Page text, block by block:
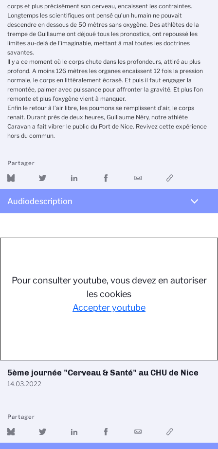
corps et plus précisément son cerveau, encaissent les contraintes.
Longtemps les scientifiques ont pensé qu’un humain ne pouvait
descendre en dessous de 50 mètres sans oxygène. Des athlètes de la
trempe de Guillaume ont déjoué tous les pronostics, ont repoussé les
limites au-delà de l’imaginable, mettant à mal toutes les doctrines
savantes.
Il y a ce moment où le corps chute dans les profondeurs, attiré au plus
profond. A moins 126 mètres les organes encaissent 12 fois la pression
normale, le corps en littéralement écrasé. Et puis il faut engager la
remontée, palmer avec puissance pour affronter la gravité. Et plus l’on
remonte et plus l’oxygène vient à manquer.
Enfin le retour à l’air libre, les poumons se remplissent d’air, le corps
renait. Durant près de deux heures, Guillaume Néry, notre athlète
Caravan a fait vibrer le public du Port de Nice. Revivez cette expérience
hors du commun.
Partager
Audiodescription
Pour consulter youtube, vous devez en autoriser
les cookies
Accepter youtube
5ème journée "Cerveau & Santé" au CHU de Nice
14.03.2022
Partager